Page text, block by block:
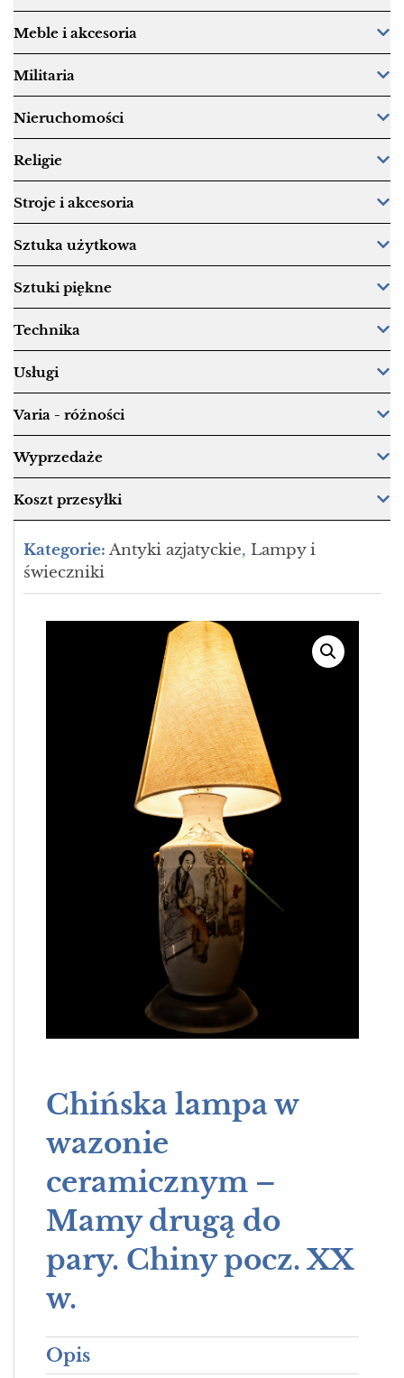
Meble i akcesoria
Militaria
Nieruchomości
Religie
Stroje i akcesoria
Sztuka użytkowa
Sztuki piękne
Technika
Usługi
Varia - różności
Wyprzedaże
Koszt przesyłki
Kategorie: Antyki azjatyckie, Lampy i
świeczniki
Chińska lampa w
wazonie
ceramicznym –
Mamy drugą do
pary. Chiny pocz. XX
w.
Opis